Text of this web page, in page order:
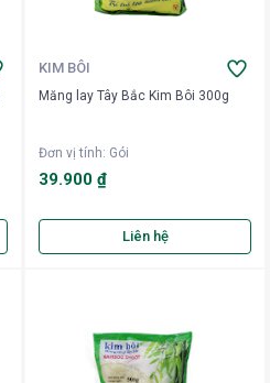
KIM BÔI
Măng lay Tây Bắc Kim Bôi 300g
Đơn vị tính: Gói
39.900 ₫
Liên hệ